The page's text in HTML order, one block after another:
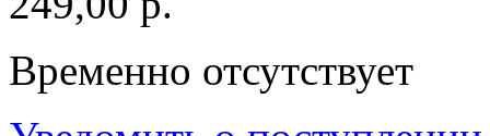
Временно отсутствует